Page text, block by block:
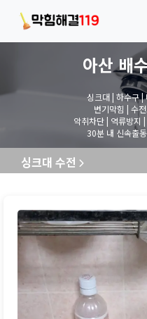
아산 배
싱크대 | 하수구 |
변기막힘 | 수
악취차단 | 역류방지
30분 내 신속출
싱크대 수전